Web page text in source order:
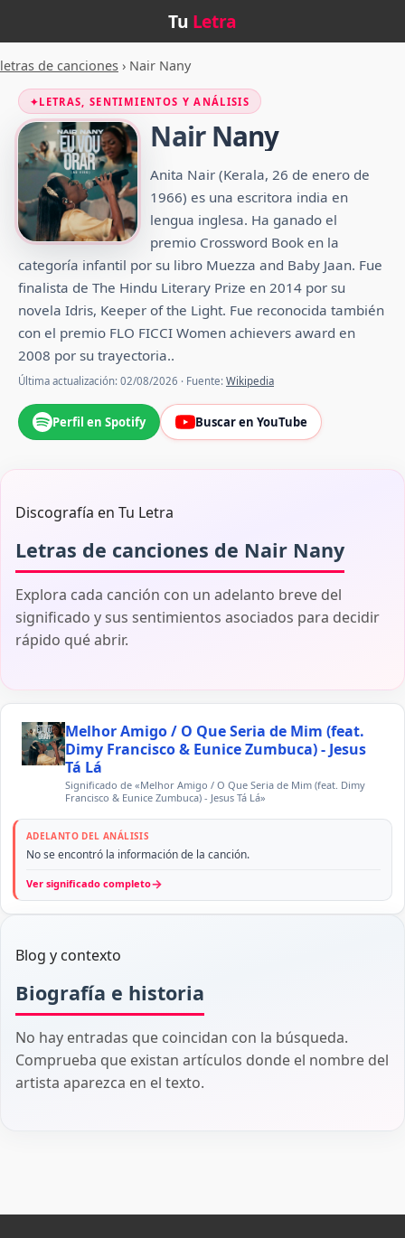
Tu Letra
letras de canciones › Nair Nany
✦LETRAS, SENTIMIENTOS Y ANÁLISIS
Nair Nany
Anita Nair (Kerala, 26 de enero de
1966) es una escritora india en
lengua inglesa.​​ Ha ganado el
premio Crossword Book en la
categoría infantil por su libro Muezza and Baby Jaan.​ Fue
finalista de The Hindu Literary Prize en 2014 por su
novela Idris, Keeper of the Light.​ Fue reconocida también
con el premio FLO FICCI Women achievers award en
2008 por su trayectoria.​​.
Última actualización: 02/08/2026 · Fuente: Wikipedia
Perfil en Spotify Buscar en YouTube
Discografía en Tu Letra
Letras de canciones de Nair Nany
Explora cada canción con un adelanto breve del
significado y sus sentimientos asociados para decidir
rápido qué abrir.
Melhor Amigo / O Que Seria de Mim (feat.
Dimy Francisco & Eunice Zumbuca) - Jesus
Tá Lá
Significado de «Melhor Amigo / O Que Seria de Mim (feat. Dimy
Francisco & Eunice Zumbuca) - Jesus Tá Lá»
ADELANTO DEL ANÁLISIS
No se encontró la información de la canción.
Ver significado completo→
Blog y contexto
Biografía e historia
No hay entradas que coincidan con la búsqueda.
Comprueba que existan artículos donde el nombre del
artista aparezca en el texto.